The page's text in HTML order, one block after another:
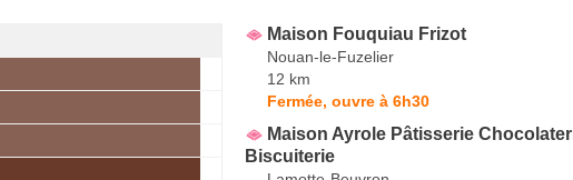
Maison Fouquiau Frizot
Nouan-le-Fuzelier
12 km
Fermée, ouvre à 6h30
Maison Ayrole Pâtisserie
Biscuiterie